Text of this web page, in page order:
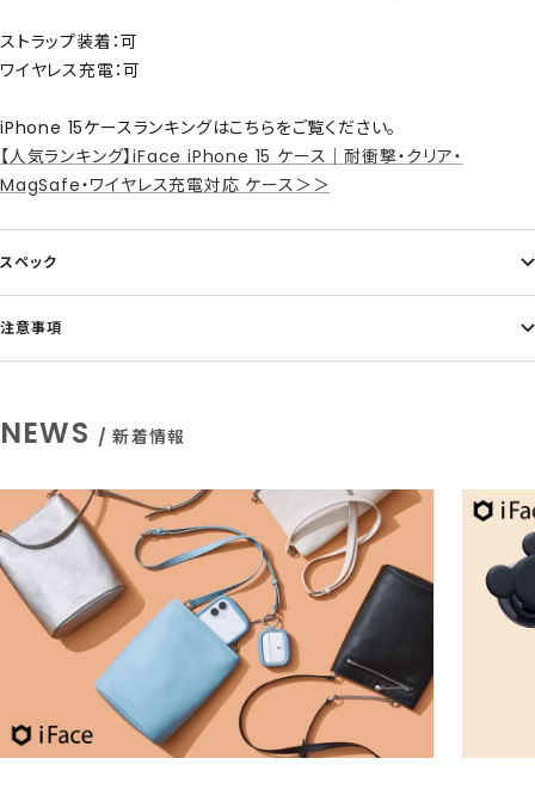
ストラップ装着：可
ワイヤレス充電：可
iPhone 15ケースランキングはこちらをご覧ください。
【人気ランキング】iFace iPhone 15 ケース｜耐衝撃・クリア・
MagSafe・ワイヤレス充電対応 ケース＞＞
スペック
注意事項
NEWS / 新着情報